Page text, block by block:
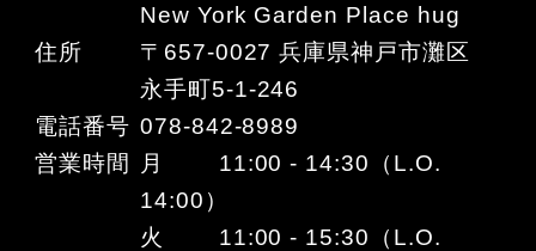
New York Garden Place hug
住所
〒657-0027 兵庫県神戸市灘区
永手町5-1-246
電話番号 078-842-8989
営業時間
月 11:00 - 14:30（L.O.
14:00）
火 11:00 - 15:30（L.O.